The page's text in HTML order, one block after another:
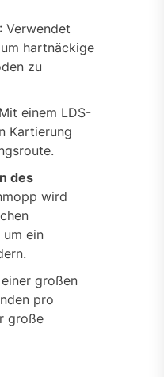
: Verwendet
hartnäckige
zu
einem LDS-
Kartierung
des
wird
ein
großen
pro
große